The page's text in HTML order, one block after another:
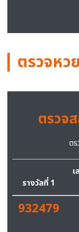
ตรวจหวย
ตรวจ
ต
รางวัลที่ 1
932479